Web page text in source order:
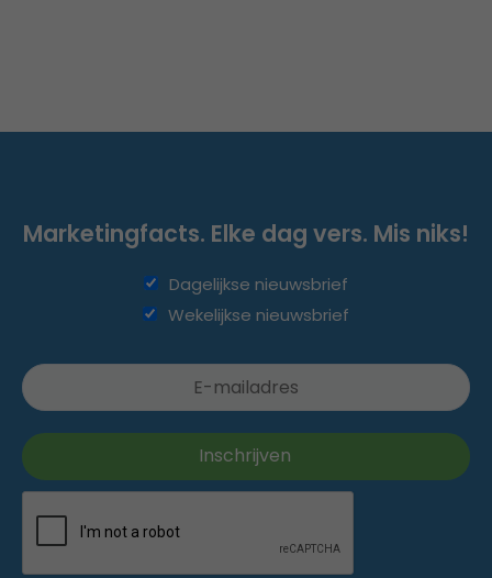
Marketingfacts. Elke dag vers. Mis niks!
Dagelijkse nieuwsbrief
Wekelijkse nieuwsbrief